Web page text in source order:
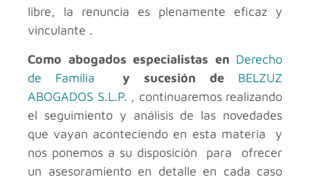
libre, la renuncia es plenamente eficaz y
vinculante .
Como abogados especialistas en Derecho
de Familia
y sucesión de BELZUZ
ABOGADOS S.L.P. , continuaremos realizando
el seguimiento y análisis de las novedades
que vayan aconteciendo en esta materia y
nos ponemos a su disposición para ofrecer
un asesoramiento en detalle en cada caso